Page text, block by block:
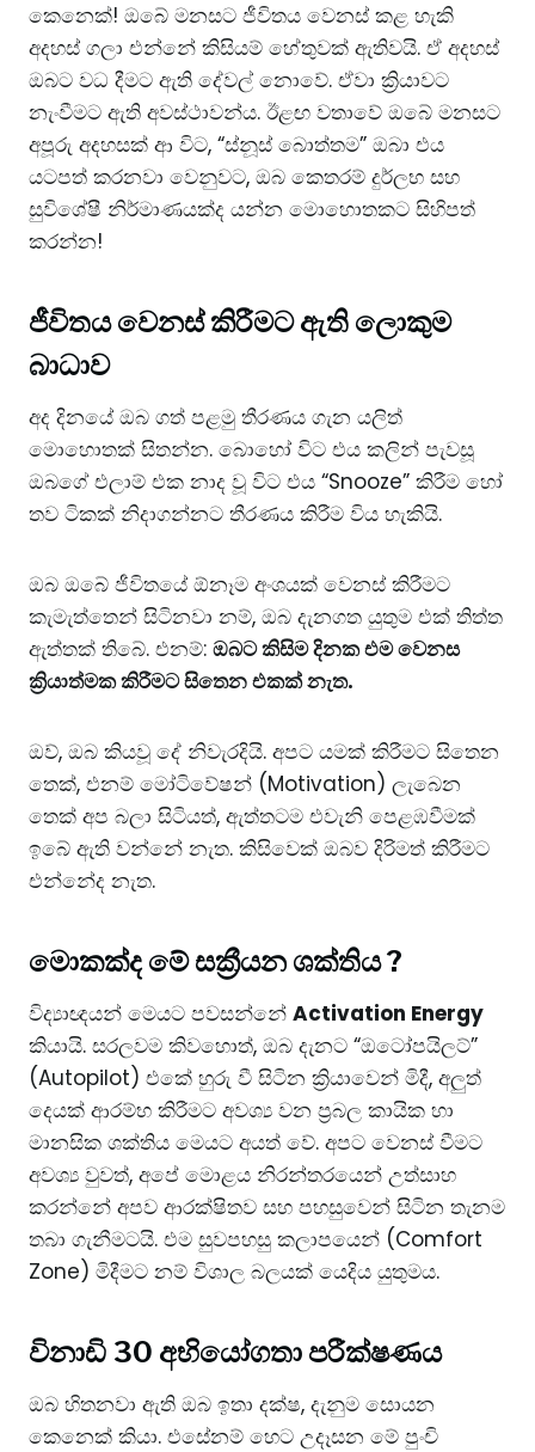
කෙනෙක්! ඔබේ මනසට ජීවිතය වෙනස් කළ හැකි
අදහස් ගලා එන්නේ කිසියම් හේතුවක් ඇතිවයි. ඒ අදහස්
ඔබට වධ දීමට ඇති දේවල් නොවේ. ඒවා ක්‍රියාවට
නැංවීමට ඇති අවස්ථාවන්ය. ​ඊළඟ වතාවේ ඔබේ මනසට
අපූරු අදහසක් ආ විට, “ස්නූස් බොත්තම” ඔබා එය
යටපත් කරනවා වෙනුවට, ඔබ කෙතරම් දුර්ලභ සහ
සුවිශේෂී නිර්මාණයක්ද යන්න මොහොතකට සිහිපත්
කරන්න!
ජීවිතය වෙනස් කිරීමට ඇති ලොකුම
බාධාව
​අද දිනයේ ඔබ ගත් පළමු තීරණය ගැන යලිත්
මොහොතක් සිතන්න. බොහෝ විට එය කලින් පැවසූ
ඔබගේ එලාම් එක නාද වූ විට එය “Snooze” කිරීම හෝ
තව ටිකක් නිදාගන්නට තීරණය කිරීම විය හැකියි.
ඔබ ඔබේ ජීවිතයේ ඕනෑම අංශයක් වෙනස් කිරීමට
කැමැත්තෙන් සිටිනවා නම්, ඔබ දැනගත යුතුම එක් තිත්ත
ඇත්තක් තිබේ. ​එනම්: ඔබට කිසිම දිනක එම වෙනස
ක්‍රියාත්මක කිරීමට සිතෙන එකක් නැත.
​ඔව්, ඔබ කියවූ දේ නිවැරදියි. අපට යමක් කිරීමට සිතෙන
තෙක්, එනම් මෝටිවේෂන් (Motivation) ලැබෙන
තෙක් අප බලා සිටියත්, ඇත්තටම එවැනි පෙළඹවීමක්
ඉබේ ඇති වන්නේ නැත. කිසිවෙක් ඔබව දිරිමත් කිරීමට
එන්නේද නැත.
​මොකක්ද මේ සක්‍රීයන ශක්තිය?
​විද්‍යාඥයන් මෙයට පවසන්නේ Activation Energy
කියායි. සරලවම කිවහොත්, ඔබ දැනට “ඔටෝපයිලට්”
(Autopilot) එකේ හුරු වී සිටින ක්‍රියාවෙන් මිදී, අලුත්
දෙයක් ආරම්භ කිරීමට අවශ්‍ය වන ප්‍රබල කායික හා
මානසික ශක්තිය මෙයට අයත් වේ. ​අපට වෙනස් වීමට
අවශ්‍ය වුවත්, අපේ මොළය නිරන්තරයෙන් උත්සාහ
කරන්නේ අපව ආරක්ෂිතව සහ පහසුවෙන් සිටින තැනම
තබා ගැනීමටයි. එම සුවපහසු කලාපයෙන් (Comfort
Zone) මිදීමට නම් විශාල බලයක් යෙදිය යුතුමය.
​විනාඩි 30 අභියෝගතා පරීක්ෂණය
​ඔබ හිතනවා ඇති ඔබ ඉතා දක්ෂ, දැනුම සොයන
කෙනෙක් කියා. එසේනම් හෙට උදෑසන මේ පුංචි